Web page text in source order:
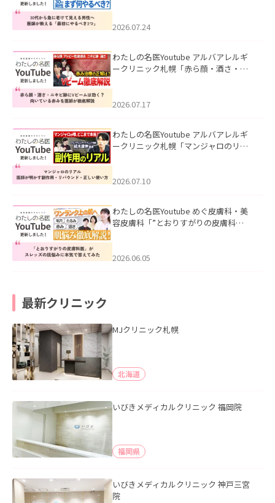
た。
2026.07.24
わたしの名医Youtube アルバアレルギ
ークリニック札幌「赤ら顔・酒さ・ニ
した。
2026.07.17
わたしの名医Youtube アルバアレルギ
ークリニック札幌「マンジャロのリア
た。
2026.07.10
わたしの名医Youtube めぐ皮膚科・美
容皮膚科「”とおりすがりの皮膚科
2026.06.05
最新クリニック
MJクリニック札幌
北海道
いびきメディカルクリニック 福岡院
福岡県
いびきメディカルクリニック 神戸三宮
院